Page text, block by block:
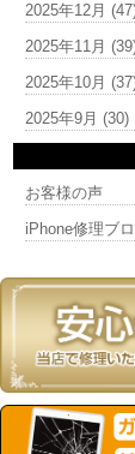
2025年12月
2025年11月
2025年10月
2025年9月 (30)
お客様の声
iPhone修理ブ